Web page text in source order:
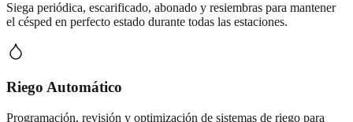
Siega periódica, escarificado, abonado y resiembras para mantener
el césped en perfecto estado durante todas las estaciones.
Riego Automático
Programación, revisión y optimización de sistemas de riego para